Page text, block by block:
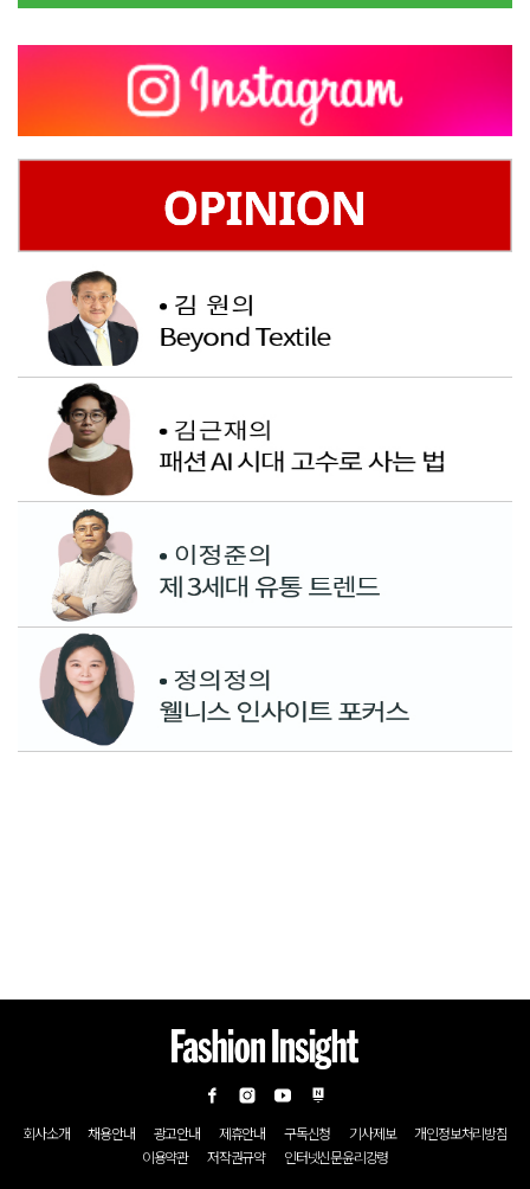
회사소개 채용안내 광고안내 제휴안내 구독신청 기사제보
개인정보처리방침
이용약관
저작권규약 인터넷신문윤리강령